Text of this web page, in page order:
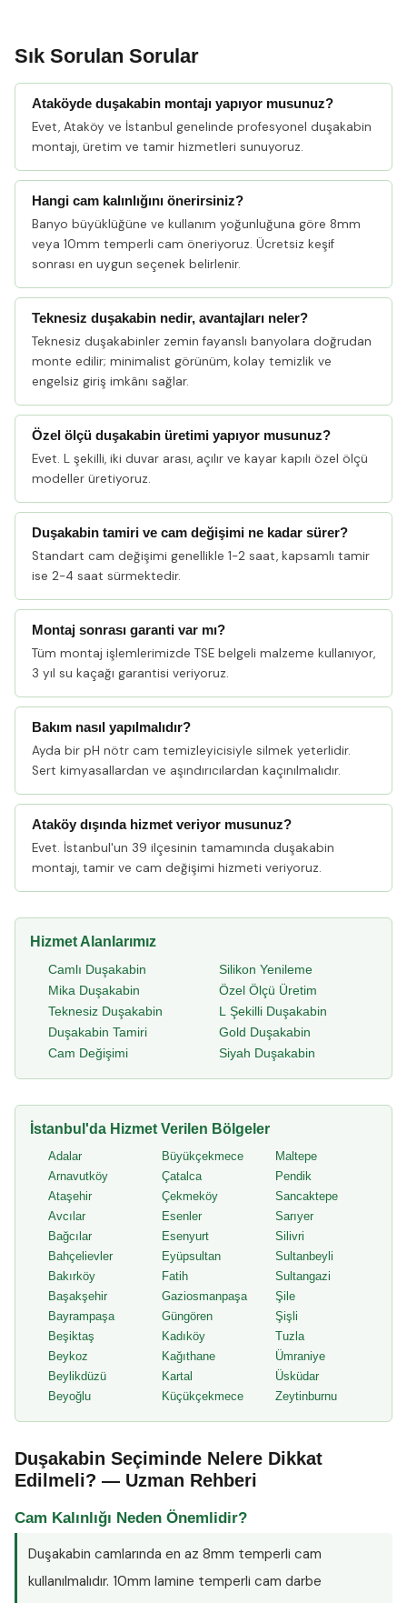
Sık Sorulan Sorular
Ataköyde duşakabin montajı yapıyor musunuz?
Evet, Ataköy ve İstanbul genelinde profesyonel duşakabin
montajı, üretim ve tamir hizmetleri sunuyoruz.
Hangi cam kalınlığını önerirsiniz?
Banyo büyüklüğüne ve kullanım yoğunluğuna göre 8mm
veya 10mm temperli cam öneriyoruz. Ücretsiz keşif
sonrası en uygun seçenek belirlenir.
Teknesiz duşakabin nedir, avantajları neler?
Teknesiz duşakabinler zemin fayanslı banyolara doğrudan
monte edilir; minimalist görünüm, kolay temizlik ve
engelsiz giriş imkânı sağlar.
Özel ölçü duşakabin üretimi yapıyor musunuz?
Evet. L şekilli, iki duvar arası, açılır ve kayar kapılı özel ölçü
modeller üretiyoruz.
Duşakabin tamiri ve cam değişimi ne kadar sürer?
Standart cam değişimi genellikle 1-2 saat, kapsamlı tamir
ise 2-4 saat sürmektedir.
Montaj sonrası garanti var mı?
Tüm montaj işlemlerimizde TSE belgeli malzeme kullanıyor,
3 yıl su kaçağı garantisi veriyoruz.
Bakım nasıl yapılmalıdır?
Ayda bir pH nötr cam temizleyicisiyle silmek yeterlidir.
Sert kimyasallardan ve aşındırıcılardan kaçınılmalıdır.
Ataköy dışında hizmet veriyor musunuz?
Evet. İstanbul'un 39 ilçesinin tamamında duşakabin
montajı, tamir ve cam değişimi hizmeti veriyoruz.
Hizmet Alanlarımız
Camlı Duşakabin
Mika Duşakabin
Teknesiz Duşakabin
Duşakabin Tamiri
Cam Değişimi
Silikon Yenileme
Özel Ölçü Üretim
L Şekilli Duşakabin
Gold Duşakabin
Siyah Duşakabin
İstanbul'da Hizmet Verilen Bölgeler
Adalar
Arnavutköy
Ataşehir
Avcılar
Bağcılar
Bahçelievler
Bakırköy
Başakşehir
Bayrampaşa
Beşiktaş
Beykoz
Beylikdüzü
Beyoğlu
Büyükçekmece
Çatalca
Çekmeköy
Esenler
Esenyurt
Eyüpsultan
Fatih
Gaziosmanpaşa
Güngören
Kadıköy
Kağıthane
Kartal
Küçükçekmece
Maltepe
Pendik
Sancaktepe
Sarıyer
Silivri
Sultanbeyli
Sultangazi
Şile
Şişli
Tuzla
Ümraniye
Üsküdar
Zeytinburnu
Duşakabin Seçiminde Nelere Dikkat
Edilmeli? — Uzman Rehberi
Cam Kalınlığı Neden Önemlidir?
Duşakabin camlarında en az 8mm temperli cam
kullanılmalıdır. 10mm lamine temperli cam darbe